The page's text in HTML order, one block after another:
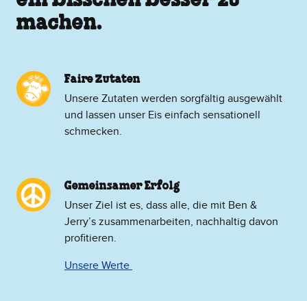
machen.
Faire Zutaten
Unsere Zutaten werden sorgfältig ausgewählt
und lassen unser Eis einfach sensationell
schmecken.
Gemeinsamer Erfolg
Unser Ziel ist es, dass alle, die mit Ben &
Jerry’s zusammenarbeiten, nachhaltig davon
profitieren.
Unsere Werte